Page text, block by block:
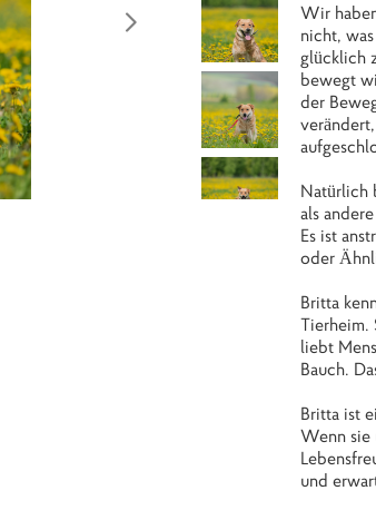
Wir
nicht,
glücklich
bewegt
der
Natürlich
als
Es ist
oder
Britta
Tierheim.
liebt
Bauch.
Britta ist
Wenn sie
und